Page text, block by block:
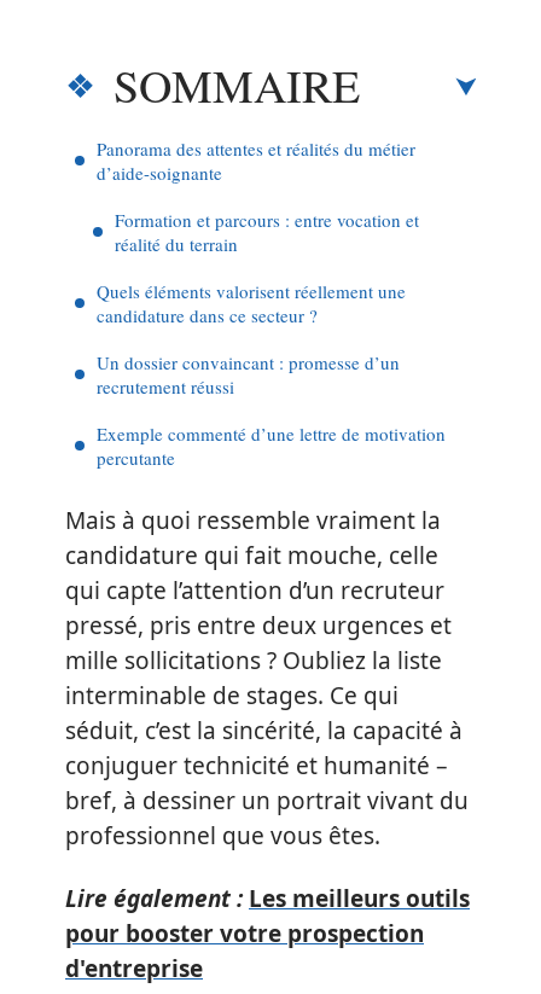
SOMMAIRE
Panorama des attentes et réalités du métier
d’aide-soignante
Formation et parcours : entre vocation et
réalité du terrain
Quels éléments valorisent réellement une
candidature dans ce secteur ?
Un dossier convaincant : promesse d’un
recrutement réussi
Exemple commenté d’une lettre de motivation
percutante
Mais à quoi ressemble vraiment la
candidature qui fait mouche, celle
qui capte l’attention d’un recruteur
pressé, pris entre deux urgences et
mille sollicitations ? Oubliez la liste
interminable de stages. Ce qui
séduit, c’est la sincérité, la capacité à
conjuguer technicité et humanité –
bref, à dessiner un portrait vivant du
professionnel que vous êtes.
Lire également : Les meilleurs outils
pour booster votre prospection
d'entreprise